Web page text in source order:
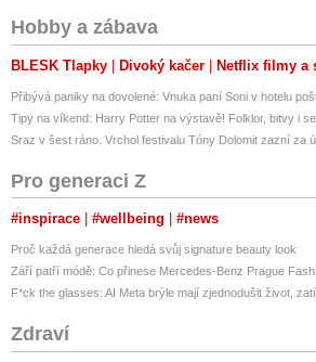
Hobby a zábava
BLESK Tlapky Divoký kačer Netflix filmy a
Přibývá paniky na dovolené: Vnuka paní Soni v hotelu
Tipy na víkend: Harry Potter na výstavě! Folklor, bitvy i
Sraz v šest ráno. Vrchol festivalu Tóny Dolomit zazní za
Pro generaci Z
#inspirace #wellbeing #news
Proč každá generace hledá svůj signature beauty look
Září patří módě: Co přinese Mercedes-Benz Prague
F*ck the glasses: AI Meta brýle mají zjednodušit život,
Zdraví